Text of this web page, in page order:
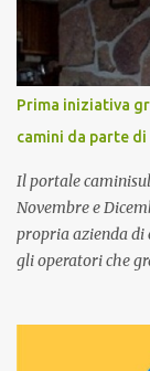
terrà una
Customer care
clienti ”. I punti
stato dell’arte e i
comunicazione e
previsioni da oggi
c...
Prima iniziativa
camini da parte
Il portale
Novembre e
propria azienda di
gli operatori che
impianti di
offre la